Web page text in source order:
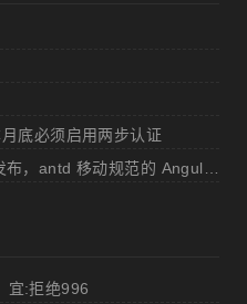
底必须启用两步认证
宜:拒绝996